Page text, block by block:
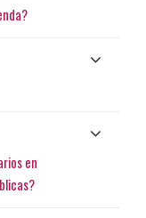
en